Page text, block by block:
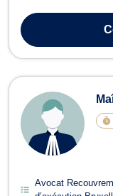
la protection des
co...
Avocat